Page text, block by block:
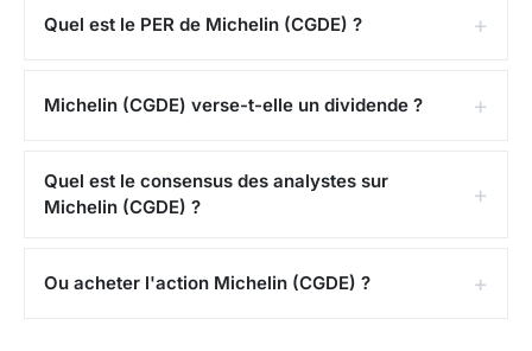
plusieurs familles de facteurs. Il y a d'abord les
objectifs annonces et qualite de l'allocation du
intensite concurrentielle, innovation, rythme de
renouvellement de l'offre, pression sur les prix ou
facteurs macro: taux d'interet, inflation,
Quel est le PER de Michelin (CGDE) ?
Michelin (CGDE) verse-t-elle un dividende ?
Quel est le consensus des analystes sur
Michelin (CGDE) ?
Ou acheter l'action Michelin (CGDE) ?